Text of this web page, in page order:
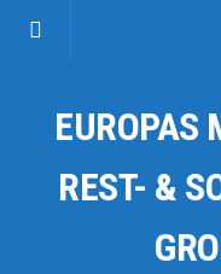
Kategorien
Auto & Motorrad
Fahrzeuge & Transport
EUROPAS
REST- &